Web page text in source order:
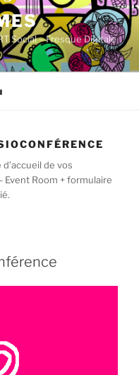
Social – Fresque Digitale
de vos
Room + formulaire